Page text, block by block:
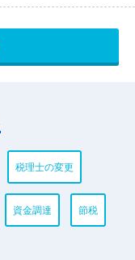
税理士の変更
資金調達 節税